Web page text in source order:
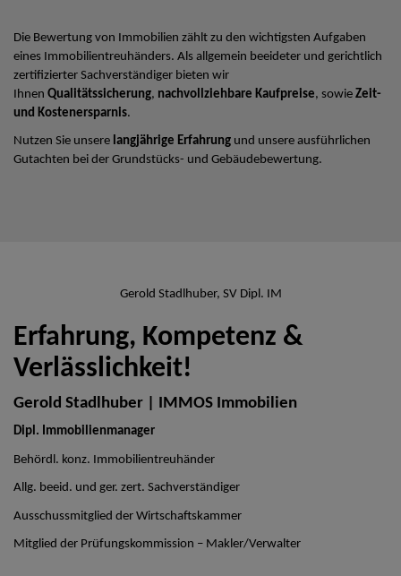
Die Bewertung von Immobilien zählt zu den wichtigsten Aufgaben
eines Immobilientreuhänders. Als allgemein beeideter und gerichtlich
zertifizierter Sachverständiger bieten wir
Ihnen Qualitätssicherung, nachvollziehbare Kaufpreise, sowie Zeit-
und Kostenersparnis.
Nutzen Sie unsere langjährige Erfahrung und unsere ausführlichen
Gutachten bei der Grundstücks- und Gebäudebewertung.
Gerold Stadlhuber, SV Dipl. IM
Erfahrung, Kompetenz &
Verlässlichkeit!
Gerold Stadlhuber | IMMOS Immobilien
Dipl. Immobilienmanager
Behördl. konz. Immobilientreuhänder
Allg. beeid. und ger. zert. Sachverständiger
Ausschussmitglied der Wirtschaftskammer
Mitglied der Prüfungskommission – Makler/Verwalter